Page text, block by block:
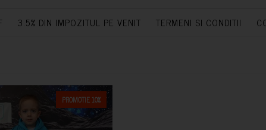
3.5% DIN IMPOZITUL PE VENIT TERMENI SI CONDITII
PROMOTIE 10%